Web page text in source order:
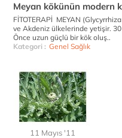
Meyan kökünün modern
FİTOTERAPİ MEYAN
ve Akdeniz ülkelerinde yetişir.
Önce uzun güçlü bir kök oluş..
Kategori : Genel Sağlık
11 Mayıs '11